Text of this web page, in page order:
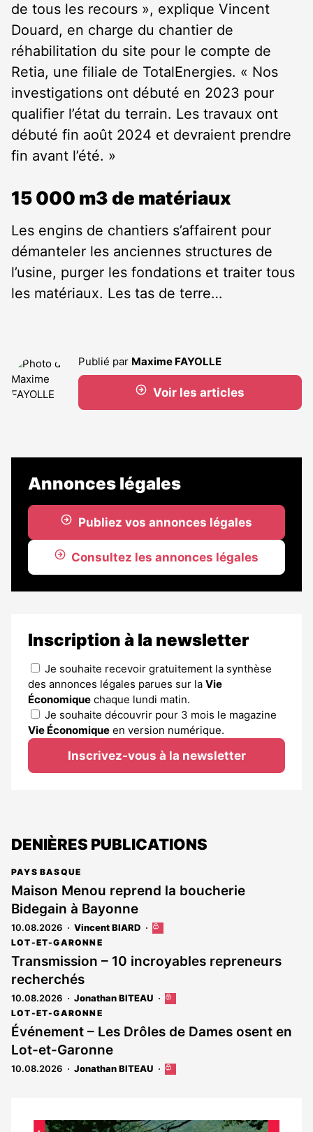
de tous les recours », explique Vincent
Douard, en charge du chantier de
réhabilitation du site pour le compte de
Retia, une filiale de TotalEnergies. « Nos
investigations ont débuté en 2023 pour
qualifier l’état du terrain. Les travaux ont
débuté fin août 2024 et devraient prendre
fin avant l’été. »
15 000 m3 de matériaux
Les engins de chantiers s’affairent pour
démanteler les anciennes structures de
l’usine, purger les fondations et traiter tous
les matériaux. Les tas de terre…
Publié par Maxime FAYOLLE
Voir les articles
Annonces légales
Publiez vos annonces légales
Consultez les annonces légales
Inscription à la newsletter
Je souhaite recevoir gratuitement la synthèse
des annonces légales parues sur la Vie
Économique chaque lundi matin.
Je souhaite découvrir pour 3 mois le magazine
Vie Économique en version numérique.
Inscrivez-vous à la newsletter
DENIÈRES PUBLICATIONS
PAYS BASQUE
Maison Menou reprend la boucherie
Bidegain à Bayonne
10.08.2026 Vincent BIARD
Cet
réservé
abonnés
LOT-ET-GARONNE
Transmission – 10 incroyables repreneurs
recherchés
10.08.2026 Jonathan BITEAU
Cet
est
réservé
abonnés
LOT-ET-GARONNE
Événement – Les Drôles de Dames osent en
Lot-et-Garonne
10.08.2026 Jonathan BITEAU
Cet
aux